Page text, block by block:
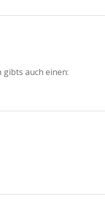
auch einen: